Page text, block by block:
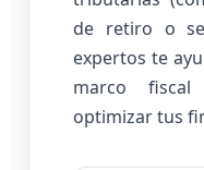
de retiro o
expertos te
marco fiscal
optimizar tus